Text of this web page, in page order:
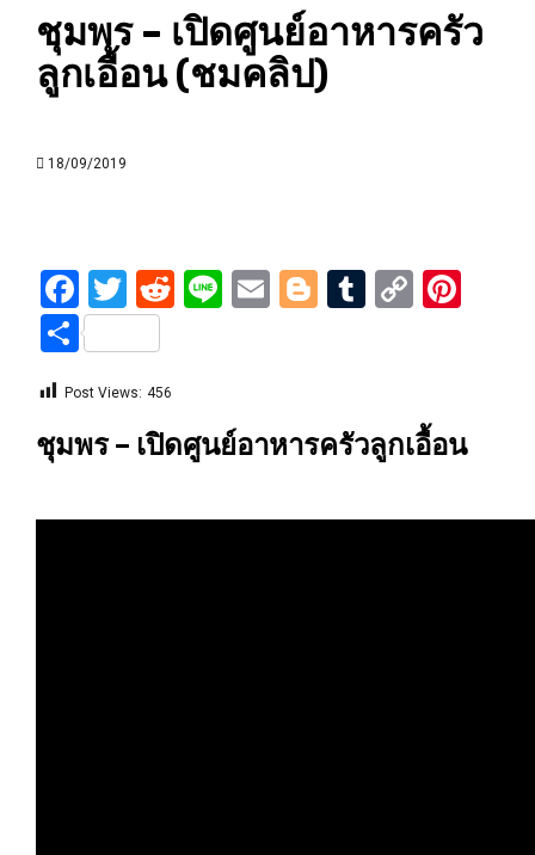
ชุมพร – เปิดศูนย์อาหารครัว
ลูกเอื้อน (ชมคลิป)
18/09/2019
Facebook
Twitter
Reddit
LineEmailBlogger
Tumblr
Copy
Share
Post Views: 456
ชุมพร – เปิดศูนย์อาหารครัวลูกเอื้อน